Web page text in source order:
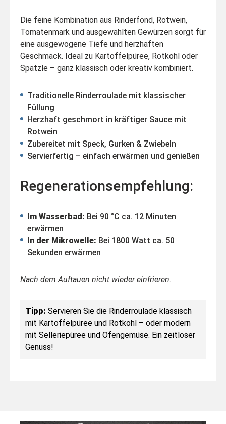
Die feine Kombination aus Rinderfond, Rotwein,
Tomatenmark und ausgewählten Gewürzen sorgt für
eine ausgewogene Tiefe und herzhaften
Geschmack. Ideal zu Kartoffelpüree, Rotkohl oder
Spätzle – ganz klassisch oder kreativ kombiniert.
Traditionelle Rinderroulade mit klassischer
Füllung
Herzhaft geschmort in kräftiger Sauce mit
Rotwein
Zubereitet mit Speck, Gurken & Zwiebeln
Servierfertig – einfach erwärmen und genießen
Regenerationsempfehlung:
Im Wasserbad: Bei 90 °C ca. 12 Minuten
erwärmen
In der Mikrowelle: Bei 1800 Watt ca. 50
Sekunden erwärmen
Nach dem Auftauen nicht wieder einfrieren.
Tipp: Servieren Sie die Rinderroulade klassisch
mit Kartoffelpüree und Rotkohl – oder modern
mit Selleriepüree und Ofengemüse. Ein zeitloser
Genuss!